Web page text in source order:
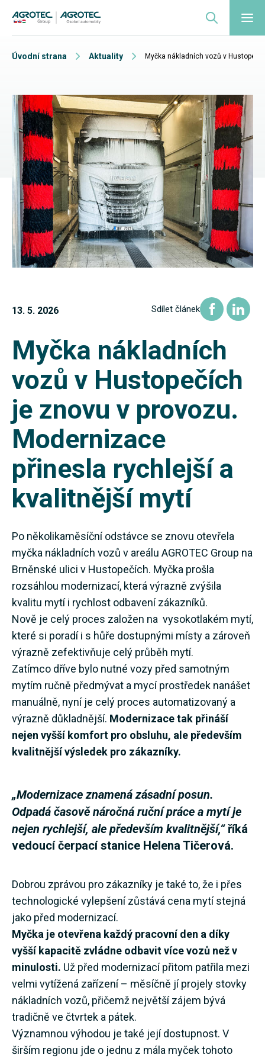
Úvodní strana Aktuality Myčka nákladních vozů v
13. 5. 2026 Sdílet článek
Myčka nákladních
vozů v Hustopečích
je znovu v provozu.
Modernizace
přinesla rychlejší a
kvalitnější mytí
Po několikaměsíční odstávce se znovu otevřela
myčka nákladních vozů v areálu AGROTEC Group na
Brněnské ulici v Hustopečích. Myčka prošla
rozsáhlou modernizací, která výrazně zvýšila
kvalitu mytí i rychlost odbavení zákazníků.
Nově je celý proces založen na vysokotlakém mytí,
které si poradí i s hůře dostupnými místy a zároveň
výrazně zefektivňuje celý průběh mytí.
Zatímco dříve bylo nutné vozy před samotným
mytím ručně předmývat a mycí prostředek nanášet
manuálně, nyní je celý proces automatizovaný a
výrazně důkladnější. Modernizace tak přináší
nejen vyšší komfort pro obsluhu, ale především
kvalitnější výsledek pro zákazníky.
„Modernizace znamená zásadní posun.
Odpadá časově náročná ruční práce a mytí je
nejen rychlejší, ale především kvalitnější,“říká
vedoucí čerpací stanice Helena Tičerová.
Dobrou zprávou pro zákazníky je také to, že i přes
technologické vylepšení zůstává cena mytí stejná
jako před modernizací.
Myčka je otevřena každý pracovní den a díky
vyšší kapacitě zvládne odbavit více vozů než v
minulosti. Už před modernizací přitom patřila mezi
velmi vytížená zařízení – měsíčně jí projely stovky
nákladních vozů, přičemž největší zájem bývá
tradičně ve čtvrtek a pátek.
Významnou výhodou je také její dostupnost. V
širším regionu jde o jednu z mála myček tohoto